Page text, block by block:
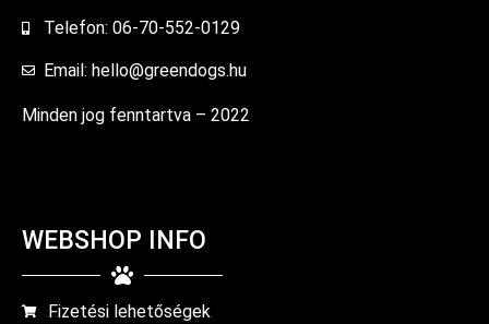
Telefon: 06-70-552-0129
Email: hello@greendogs.hu
Minden jog fenntartva – 2022
WEBSHOP INFO
Fizetési lehetőségek